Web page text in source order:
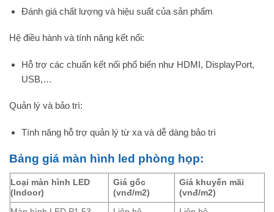
Đánh giá chất lượng và hiệu suất của sản phẩm
Hệ điều hành và tính năng kết nối:
Hỗ trợ các chuẩn kết nối phổ biến như HDMI, DisplayPort,
USB,…
Quản lý và bảo trì:
Tính năng hỗ trợ quản lý từ xa và dễ dàng bảo trì
Bảng giá màn hình led phòng họp:
Loại màn hình LED
(Indoor)
Giá gốc
(vnđ/m2)
Giá khuyến mãi
(vnđ/m2)